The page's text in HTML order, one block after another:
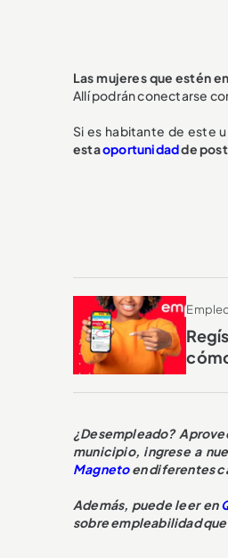
Las mujeres que estén
Allí podrán conectarse
Si es habitante de este
estaoportunidadde
¿Desempleado?
municipio, ingrese a
Magnetoen diferentes
Además, puede leer en
sobre empleabilidad